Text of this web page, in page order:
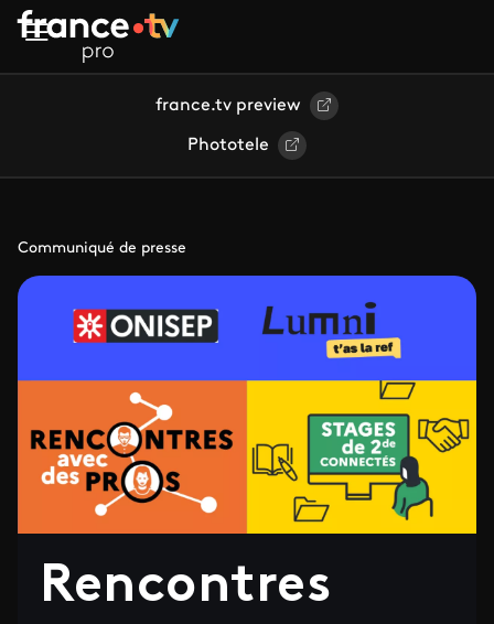
Aller au contenu principal
france.tv preview
Phototele
Communiqué de presse
Rencontres